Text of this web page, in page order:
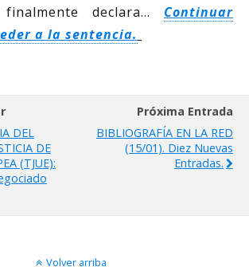
declara… Continuar
a la sentencia.
DEL
DE
(TJUE):
Próxima Entrada
BIBLIOGRAFÍA EN LA RED
(15/01). Diez Nuevas
Entradas.
Volver arriba